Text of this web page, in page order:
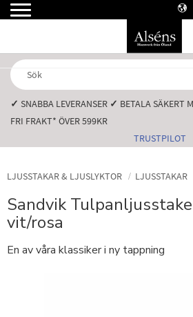
✓ SNABBA LEVERANSER️ ✓ BETALA SÄKERT
FRI FRAKT* ÖVER 599KR️
TRUSTPILOT
LJUSSTAKAR & LJUSLYKTOR LJUSSTAKAR
Sandvik
vit/rosa
En av våra klassiker i ny tappning